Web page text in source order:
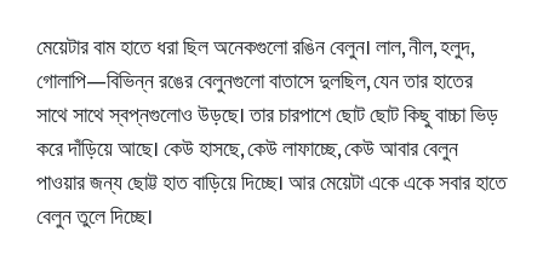
মেয়েটার বাম হাতে ধরা ছিল অনেকগুলো রঙিন বেলুন। লাল, নীল, হলুদ,
গোলাপি—বিভিন্ন রঙের বেলুনগুলো বাতাসে দুলছিল, যেন তার হাতের
সাথে সাথে স্বপ্নগুলোও উড়ছে। তার চারপাশে ছোট ছোট কিছু বাচ্চা ভিড়
করে দাঁড়িয়ে আছে। কেউ হাসছে, কেউ লাফাচ্ছে, কেউ আবার বেলুন
পাওয়ার জন্য ছোট্ট হাত বাড়িয়ে দিচ্ছে। আর মেয়েটা একে একে সবার হাতে
বেলুন তুলে দিচ্ছে।